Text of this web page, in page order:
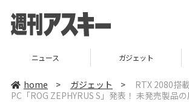
ニュース ガジェット
home > ガジェット >
RTX 2080搭
PC「ROG ZEPHYRUS S」発表！ 未発売製品